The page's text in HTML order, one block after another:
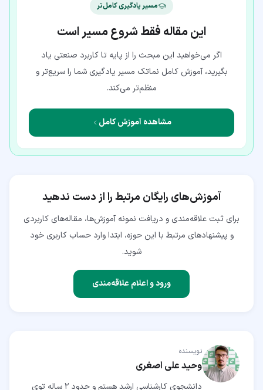
مسیر یادگیری کامل‌تر
این مقاله فقط شروع مسیر است
اگر می‌خواهید این مبحث را از پایه تا کاربرد صنعتی یاد
بگیرید، آموزش کامل نماتک مسیر یادگیری شما را سریع‌تر و
منظم‌تر می‌کند.
مشاهده آموزش کامل
آموزش‌های رایگان مرتبط را از دست ندهید
برای ثبت علاقه‌مندی و دریافت نمونه آموزش‌ها، مقاله‌های کاربردی
و پیشنهادهای مرتبط با این حوزه، ابتدا وارد حساب کاربری خود
شوید.
ورود و اعلام علاقه‌مندی
نویسنده
وحید علی اصغری
دانشجوی کارشناسی ارشد هستم و حدود 2 ساله توی